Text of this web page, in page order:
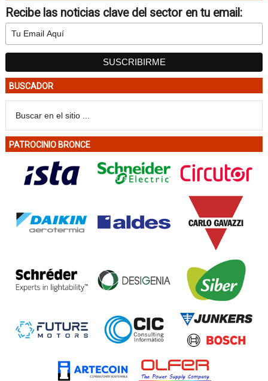
Recibe las noticias clave del sector en tu email:
BUSCADOR
PATROCINIO BRONCE